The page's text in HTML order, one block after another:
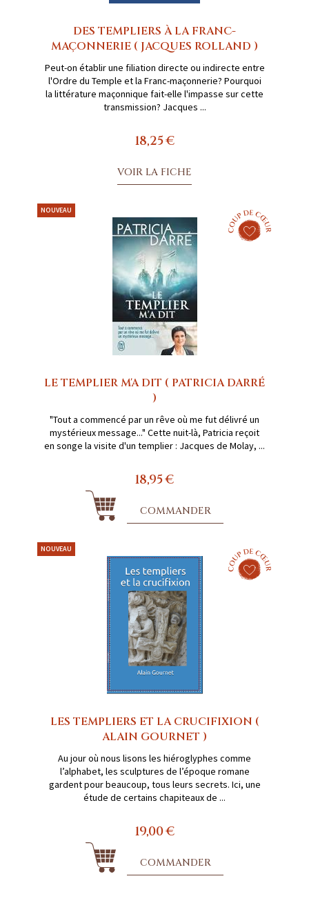
DES TEMPLIERS À LA FRANC-
MAÇONNERIE ( JACQUES ROLLAND )
Peut-on établir une filiation directe ou indirecte entre
l'Ordre du Temple et la Franc-maçonnerie? Pourquoi
la littérature maçonnique fait-elle l'impasse sur cette
transmission? Jacques ...
18,25 €
VOIR LA FICHE
NOUVEAU
LE TEMPLIER M'A DIT ( PATRICIA DARRÉ
)
"Tout a commencé par un rêve où me fut délivré un
mystérieux message..." Cette nuit-là, Patricia reçoit
en songe la visite d'un templier : Jacques de Molay, ...
18,95 €
COMMANDER
NOUVEAU
LES TEMPLIERS ET LA CRUCIFIXION (
ALAIN GOURNET )
Au jour où nous lisons les hiéroglyphes comme
l’alphabet, les sculptures de l’époque romane
gardent pour beaucoup, tous leurs secrets. Ici, une
étude de certains chapiteaux de ...
19,00 €
COMMANDER